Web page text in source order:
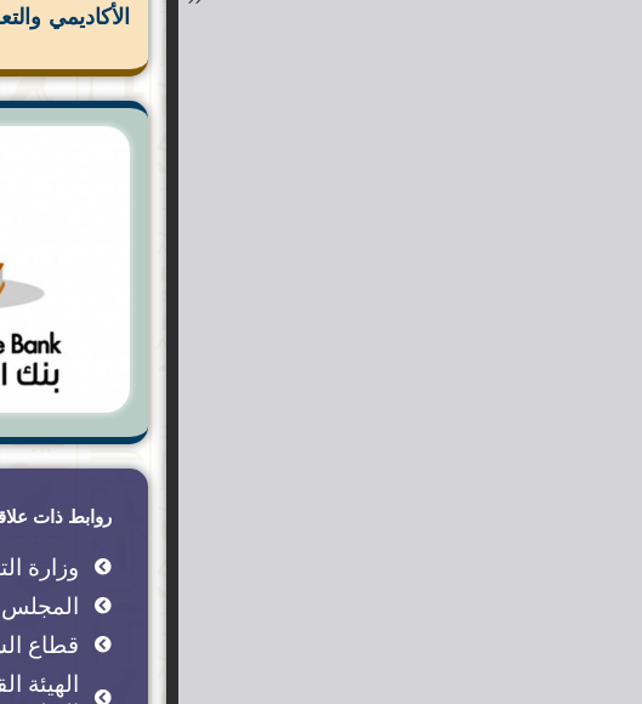
الأكاديمي
روابط ذات
وزارة
المجلس
قطاع
الهيئة